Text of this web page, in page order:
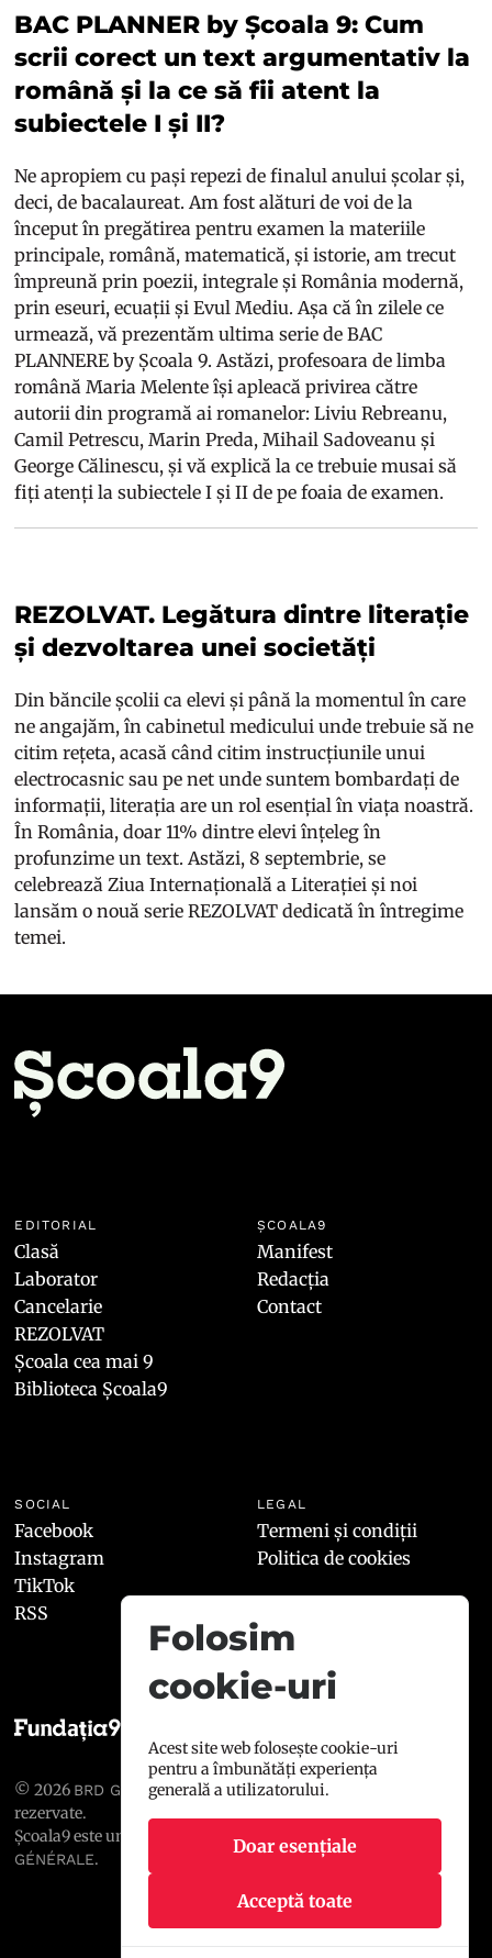
BAC PLANNER by Școala 9: Cum
scrii corect un text argumentativ la
română și la ce să fii atent la
subiectele I și II?
Ne apropiem cu pași repezi de finalul anului școlar și,
deci, de bacalaureat. Am fost alături de voi de la
început în pregătirea pentru examen la materiile
principale, română, matematică, și istorie, am trecut
împreună prin poezii, integrale și România modernă,
prin eseuri, ecuații și Evul Mediu. Așa că în zilele ce
urmează, vă prezentăm ultima serie de BAC
PLANNERE by Școala 9. Astăzi, profesoara de limba
română Maria Melente își apleacă privirea către
autorii din programă ai romanelor: Liviu Rebreanu,
Camil Petrescu, Marin Preda, Mihail Sadoveanu și
George Călinescu, și vă explică la ce trebuie musai să
fiți atenți la subiectele I și II de pe foaia de examen.
REZOLVAT. Legătura dintre literație
și dezvoltarea unei societăți
Din băncile școlii ca elevi și până la momentul în care
ne angajăm, în cabinetul medicului unde trebuie să ne
citim rețeta, acasă când citim instrucțiunile unui
electrocasnic sau pe net unde suntem bombardați de
informații, literația are un rol esențial în viața noastră.
În România, doar 11% dintre elevi înțeleg în
profunzime un text. Astăzi, 8 septembrie, se
celebrează Ziua Internațională a Literației și noi
lansăm o nouă serie REZOLVAT dedicată în întregime
temei.
EDITORIAL
Clasă
Laborator
Cancelarie
REZOLVAT
Școala cea mai 9
Biblioteca Școala9
ȘCOALA9
Manifest
Redacția
Contact
SOCIAL
Facebook
Instagram
TikTok
RSS
LEGAL
Termeni și condiții
Politica de cookies
© 2026 BRD GROUPE SOCIÉTÉ GÉNÉRALE
rezervate.
Școala9 este un proiect susținut de
BRD GROUPE SOCIÉTÉ
GÉNÉRALE.
Folosim
cookie-uri
Acest site web folosește cookie-uri
pentru a îmbunătăți experiența
generală a utilizatorului.
Doar esențiale
Acceptă toate